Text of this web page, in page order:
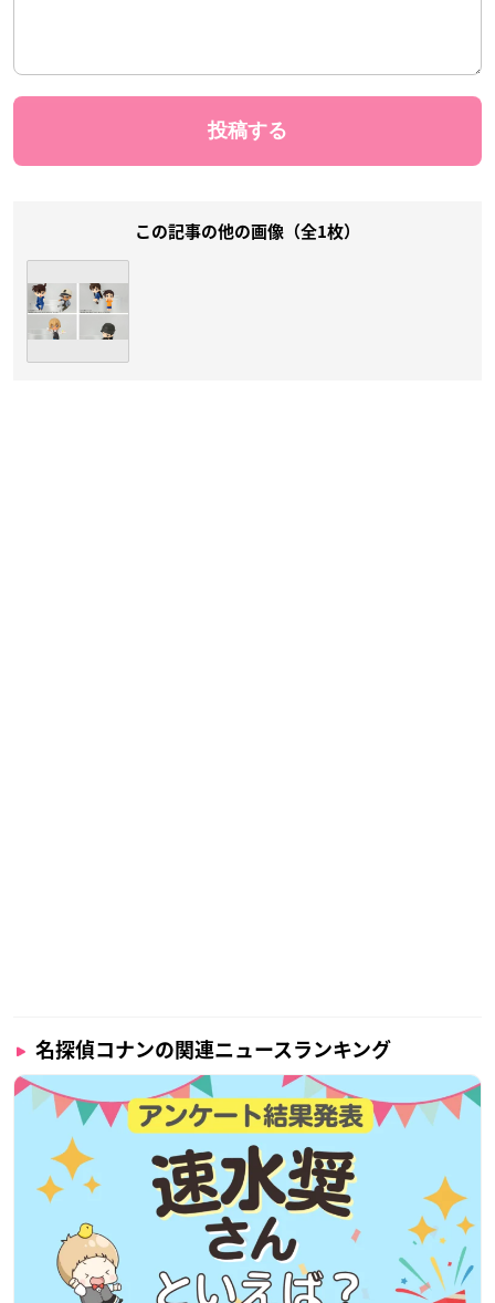
この記事の他の画像（全1枚）
名探偵コナンの関連ニュースランキング